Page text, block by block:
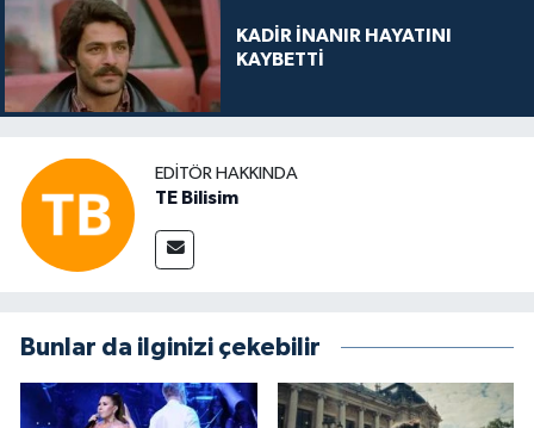
KADİR İNANIR HAYATINI
KAYBETTİ
EDITÖR HAKKINDA
TE Bilisim
Bunlar da ilginizi çekebilir